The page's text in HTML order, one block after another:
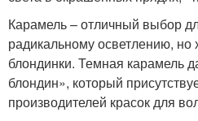
Карамель – отличный выбор
радикальному осветлению, но
блондинки. Темная карамель
блондин», который
производителей красок для